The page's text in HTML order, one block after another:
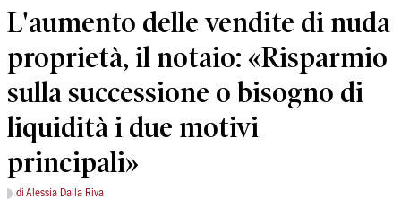
L'aumento delle vendite di nuda
proprietà, il notaio: «Risparmio
sulla successione o bisogno di
liquidità i due motivi
principali»
di Alessia Dalla Riva